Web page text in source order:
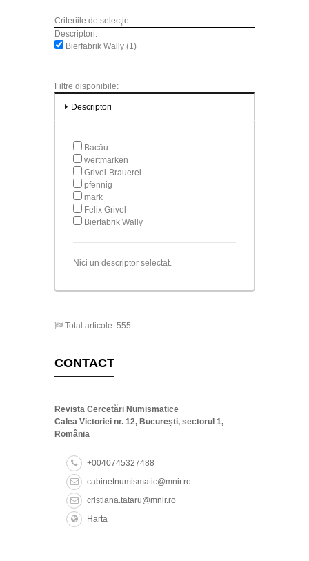
Criteriile de selecţie
Descriptori:
Bierfabrik Wally (1)
Filtre disponibile:
Descriptori
Bacău
wertmarken
Grivel-Brauerei
pfennig
mark
Felix Grivel
Bierfabrik Wally
Nici un descriptor selectat.
Total articole: 555
CONTACT
Revista Cercetări Numismatice
Calea Victoriei nr. 12, București, sectorul 1,
România
+0040745327488
cabinetnumismatic@mnir.ro
cristiana.tataru@mnir.ro
Harta